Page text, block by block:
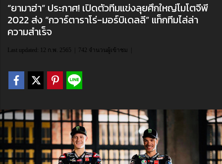
“ยามาฮ่า” ประกาศ! เปิดตัวทีมแข่งลุยศึกใหญ่โมโตจีพี
2022 ส่ง “กวาร์ตาราโร่-มอร์บิเดลลี” แท็กทีมไล่ล่า
ความสำเร็จ
Last updated: 12 ก.พ. 2565 742 จำนวนผู้เข้าชม